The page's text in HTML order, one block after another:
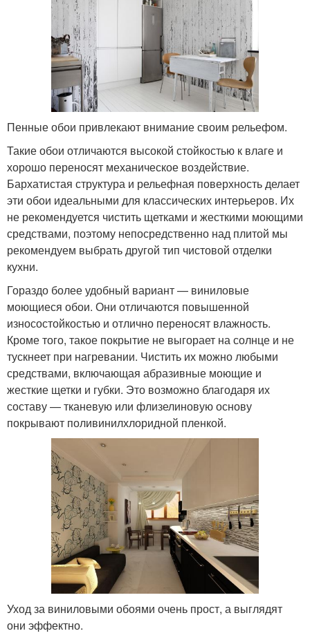
Пенные обои привлекают внимание своим рельефом.
Такие обои отличаются высокой стойкостью к влаге и
хорошо переносят механическое воздействие.
Бархатистая структура и рельефная поверхность делает
эти обои идеальными для классических интерьеров. Их
не рекомендуется чистить щетками и жесткими моющими
средствами, поэтому непосредственно над плитой мы
рекомендуем выбрать другой тип чистовой отделки
кухни.
Гораздо более удобный вариант — виниловые
моющиеся обои. Они отличаются повышенной
износостойкостью и отлично переносят влажность.
Кроме того, такое покрытие не выгорает на солнце и не
тускнеет при нагревании. Чистить их можно любыми
средствами, включающая абразивные моющие и
жесткие щетки и губки. Это возможно благодаря их
составу — тканевую или флизелиновую основу
покрывают поливинилхлоридной пленкой.
Уход за виниловыми обоями очень прост, а выглядят
они эффектно.